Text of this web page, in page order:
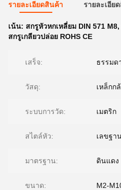
รายละเอียดสินค้า รายละเอีย
เน้น: สกรูหัวหกเหลี่ยม DIN 571 M8,
สกรูเกลียวปล่อย ROHS CE
เสร็จ: ธรรมด
วัสดุ: เหล็กก
ระบบการวัด: เมตริก
สไตล์หัว: เลขฐา
มาตรฐาน: ดินแดง
ขนาด: M2-